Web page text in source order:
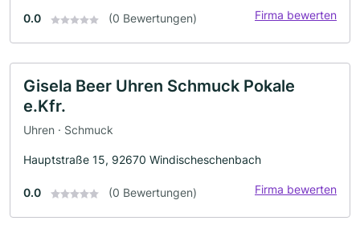
0.0 (0 Bewertungen) Firma bewerten
Gisela Beer Uhren Schmuck Pokale
e.Kfr.
Uhren · Schmuck
Hauptstraße 15, 92670 Windischeschenbach
0.0 (0 Bewertungen) Firma bewerten